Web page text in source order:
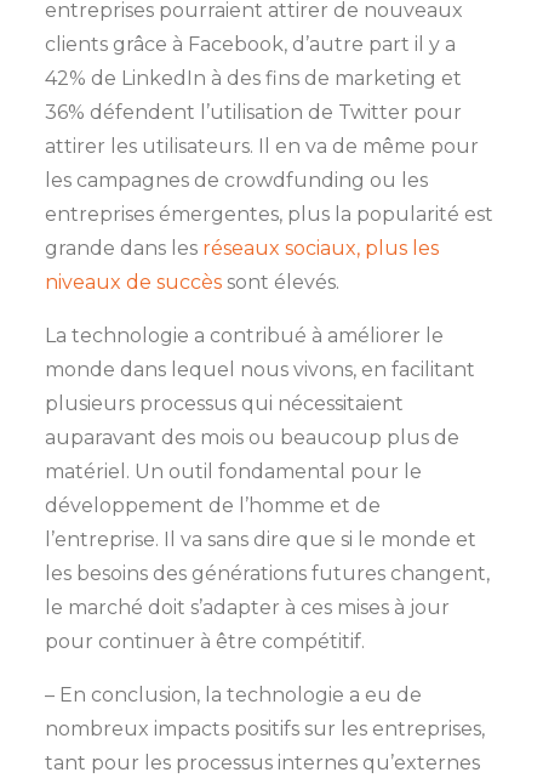
entreprises pourraient attirer de nouveaux
clients grâce à Facebook, d’autre part il y a
42% de LinkedIn à des fins de marketing et
36% défendent l’utilisation de Twitter pour
attirer les utilisateurs. Il en va de même pour
les campagnes de crowdfunding ou les
entreprises émergentes, plus la popularité est
grande dans les réseaux sociaux, plus les
niveaux de succès sont élevés.
La technologie a contribué à améliorer le
monde dans lequel nous vivons, en facilitant
plusieurs processus qui nécessitaient
auparavant des mois ou beaucoup plus de
matériel. Un outil fondamental pour le
développement de l’homme et de
l’entreprise. Il va sans dire que si le monde et
les besoins des générations futures changent,
le marché doit s’adapter à ces mises à jour
pour continuer à être compétitif.
– En conclusion, la technologie a eu de
nombreux impacts positifs sur les entreprises,
tant pour les processus internes qu’externes